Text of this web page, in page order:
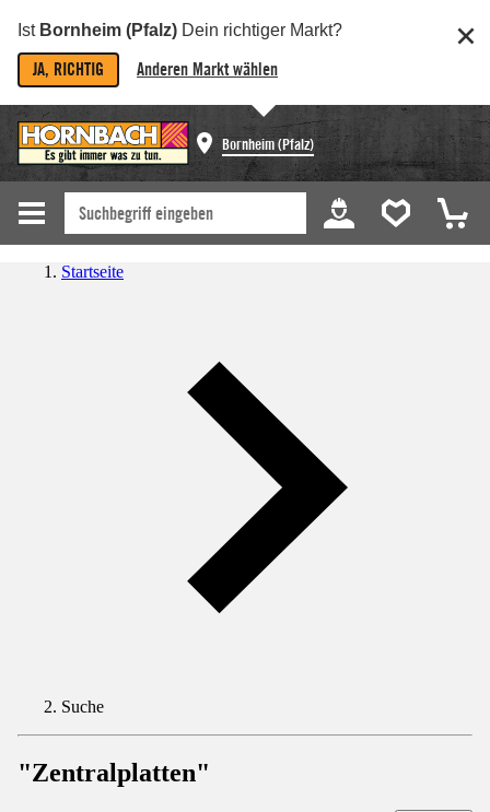
Ist Bornheim (Pfalz) Dein richtiger Markt?
JA, RICHTIG Anderen Markt wählen
Bornheim (Pfalz)
Startseite
Suche
"Zentralplatten"